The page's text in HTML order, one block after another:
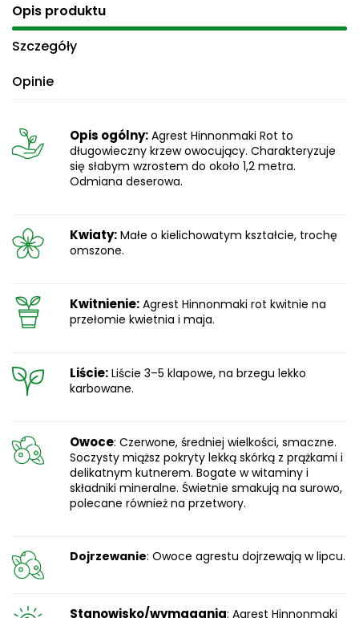
Opis produktu
Szczegóły
Opinie
Opis ogólny: Agrest Hinnonmaki Rot to
długowieczny krzew owocujący. Charakteryzuje
się słabym wzrostem do około 1,2 metra.
Odmiana deserowa.
Kwiaty: Małe o kielichowatym kształcie, trochę
omszone.
Kwitnienie: Agrest Hinnonmaki rot kwitnie na
przełomie kwietnia i maja.
Liście: Liście 3–5 klapowe, na brzegu lekko
karbowane.
Owoce: Czerwone, średniej wielkości, smaczne.
Soczysty miąższ pokryty lekką skórką z prążkami i
delikatnym kutnerem. Bogate w witaminy i
składniki mineralne. Świetnie smakują na surowo,
polecane również na przetwory.
Dojrzewanie: Owoce agrestu dojrzewają w lipcu.
Stanowisko/wymagania: Agrest Hinnonmaki